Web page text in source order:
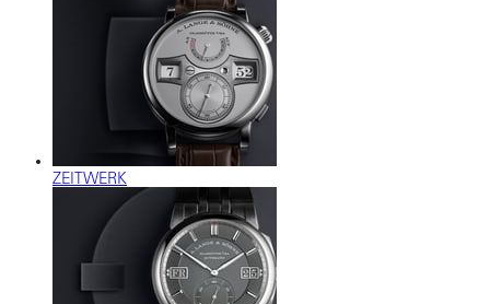
ZEITWERK